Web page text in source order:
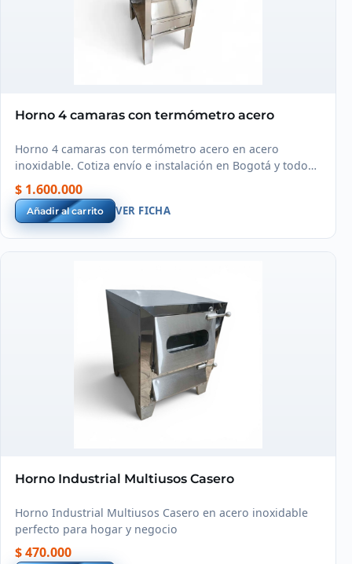
Horno 4 camaras con termómetro acero
Horno 4 camaras con termómetro acero en acero
inoxidable. Cotiza envío e instalación en Bogotá y todo
Colombia.
$ 1.600.000
Añadir al carrito VER FICHA
Horno Industrial Multiusos Casero
Horno Industrial Multiusos Casero en acero inoxidable
perfecto para hogar y negocio
$ 470.000